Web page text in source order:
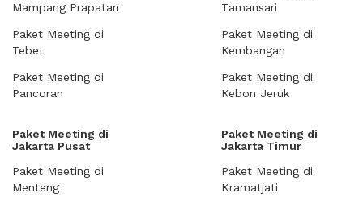
Mampang Prapatan
Paket Meeting di
Tebet
Paket Meeting di
Pancoran
Tamansari
Paket Meeting di
Kembangan
Paket Meeting di
Kebon Jeruk
Paket Meeting di
Jakarta Pusat
Paket Meeting di
Menteng
Paket Meeting di
Jakarta Timur
Paket Meeting di
Kramatjati